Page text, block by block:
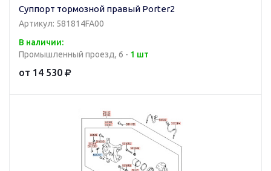
Суппорт тормозной правый Porter2
Артикул: 581814FA00
В наличии:
Промышленный проезд, 6 - 1 шт
от 14 530